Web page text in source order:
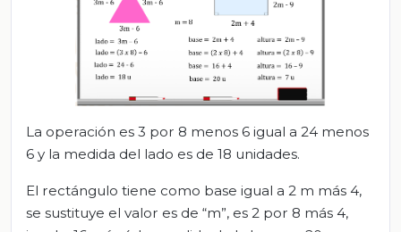
La operación es 3 por 8 menos 6 igual a 24 menos
6 y la medida del lado es de 18 unidades.
El rectángulo tiene como base igual a 2 m más 4,
se sustituye el valor es de “m”, es 2 por 8 más 4,